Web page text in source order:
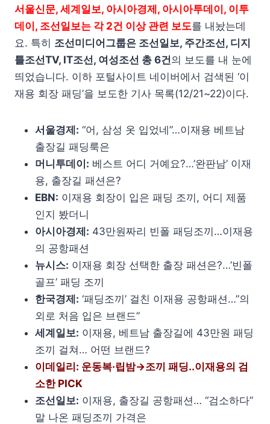
서울신문, 세계일보, 아시아경제, 아시아투데이, 이투
데이, 조선일보는 각 2건 이상 관련 보도를 내놨는데
요. 특히 조선미디어그룹은 조선일보, 주간조선, 디지
틀조선TV, IT조선, 여성조선 총 6건의 보도를 내 눈에
띄었습니다. 이하 포털사이트 네이버에서 검색된 ‘이
재용 회장 패딩’을 보도한 기사 목록(12/21~22)이다.
서울경제: “어, 삼성 옷 입었네”…이재용 베트남
출장길 패딩룩은
머니투데이: 베스트 어디 거예요?…’완판남’ 이재
용, 출장길 패션은?
EBN: 이재용 회장이 입은 패딩 조끼, 어디 제품
인지 봤더니
아시아경제: 43만원짜리 빈폴 패딩조끼…이재용
의 공항패션
뉴시스: 이재용 회장 선택한 출장 패션은?…’빈폴
골프’ 패딩 조끼
한국경제: ‘패딩조끼’ 걸친 이재용 공항패션…”의
외로 처음 입은 브랜드”
세계일보: 이재용, 베트남 출장길에 43만원 패딩
조끼 걸쳐… 어떤 브랜드?
이데일리: 운동복·립밤→조끼 패딩..이재용의 검
소한 PICK
조선일보: 이재용, 출장길 공항패션… “검소하다”
말 나온 패딩조끼 가격은